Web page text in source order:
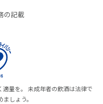
の記載
量を。 未成年者の飲酒は法律で
しょう。